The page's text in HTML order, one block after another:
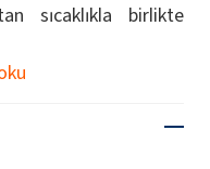
sıcaklıkla birlikte